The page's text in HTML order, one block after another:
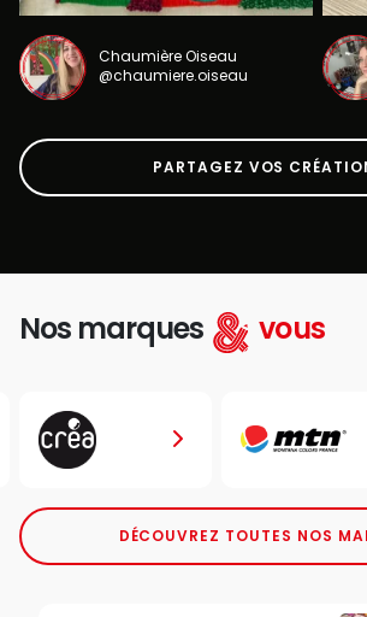
Chaumière Oiseau
@chaumiere.oiseau
PARTAGEZ VOS
Nos marques vous
DÉCOUVREZ TOUTES NOS